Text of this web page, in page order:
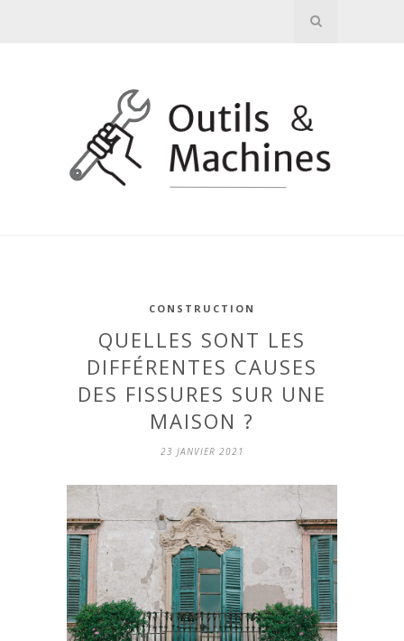
CONSTRUCTION
QUELLES SONT LES
DIFFÉRENTES CAUSES
DES FISSURES SUR UNE
MAISON ?
23 JANVIER 2021